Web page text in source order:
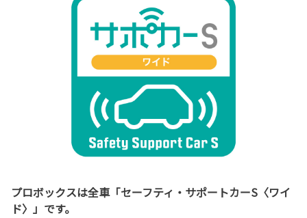
プロボックスは全車「セーフティ・サポートカーS〈ワイ
ド〉」です。